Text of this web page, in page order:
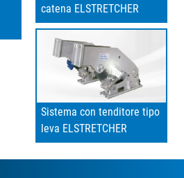
catena ELSTRETCHER
Sistema con tenditore tipo
leva ELSTRETCHER